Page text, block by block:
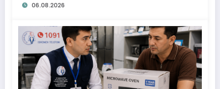
06.08.2026